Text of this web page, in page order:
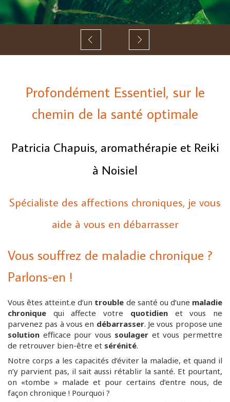
Slide précédentSlide suivant
Profondément Essentiel, sur le
chemin de la santé optimale
Patricia Chapuis, aromathérapie et Reiki
à Noisiel
Spécialiste des affections chroniques, je vous
aide à vous en débarrasser
Vous souffrez de maladie chronique ?
Parlons-en !
Vous êtes atteint.e d’un trouble de santé ou d’une maladie
chronique qui affecte votre quotidienet vous ne
parvenez pas à vous en débarrasser. Je vous propose une
solution efficace pour vous soulager et vous permettre
de retrouver bien-être et sérénité.
Notre corps a les capacités d’éviter la maladie, et quand il
n’y parvient pas, il sait aussi rétablir la santé. Et pourtant,
on «tombe » malade et pour certains d’entre nous, de
façon chronique ! Pourquoi ?